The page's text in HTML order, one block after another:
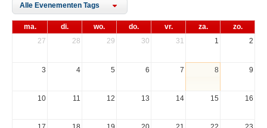
Alle Evenementen Tags
ma. di. wo. do. vr. za.
zo.
27
28 29 30 31 1 2
3 4 5 6 7 8 9
10 11 12 13 14 15 16